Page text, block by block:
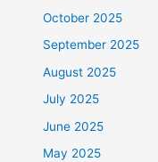
October 2025
September 2025
August 2025
July 2025
June 2025
May 2025